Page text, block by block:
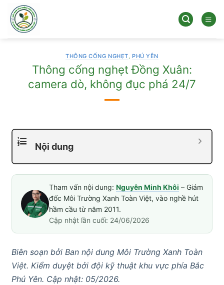
qua
dung
THÔNG CỐNG NGHẸT, PHÚ YÊN
Thông cống nghẹt Đồng Xuân:
camera dò, không đục phá 24/7
Nội dung
Tham vấn nội dung: Nguyễn Minh Khôi – Giám
đốc Môi Trường Xanh Toàn Việt, vào nghề hút
hầm cầu từ năm 2011.
Cập nhật lần cuối: 24/06/2026
Biên soạn bởi Ban nội dung Môi Trường Xanh Toàn
Việt. Kiểm duyệt bởi đội kỹ thuật khu vực phía Bắc
Phú Yên. Cập nhật: 05/2026.